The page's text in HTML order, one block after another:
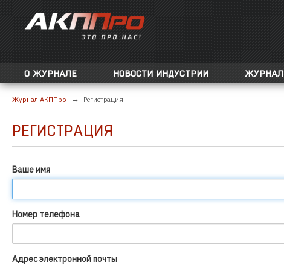
О ЖУРНАЛЕ НОВОСТИ ИНДУСТРИИ ЖУРНАЛ
Журнал АКППро Регистрация
РЕГИСТРАЦИЯ
Ваше имя
Номер телефона
Адрес электронной почты